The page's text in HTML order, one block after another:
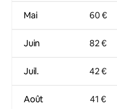
Mai
Juin
Juil.
Août
60 €
82 €
42 €
41 €